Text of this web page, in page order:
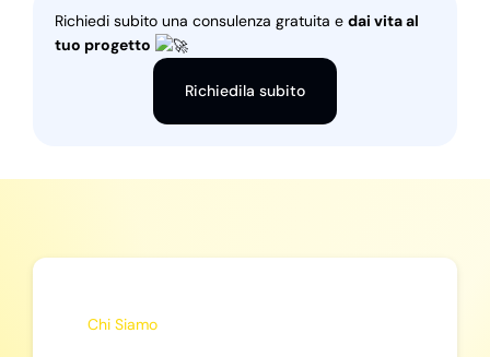
Richiedi subito una consulenza gratuita e dai vita al
tuo progetto
Richiedila subito
Chi Siamo